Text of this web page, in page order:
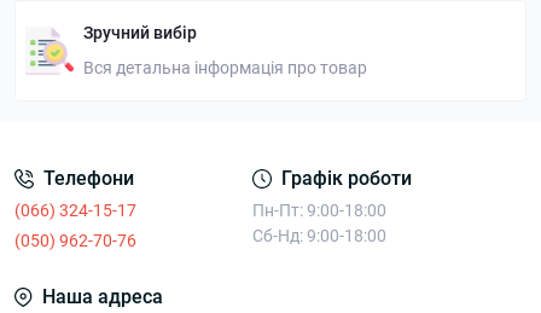
Зручний вибір
Вся детальна інформація про товар
Телефони
(066) 324-15-17
(050) 962-70-76
Графік роботи
Пн-Пт: 9:00-18:00
Сб-Нд: 9:00-18:00
Наша адреса